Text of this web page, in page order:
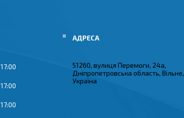
17:00
17:00
17:00
51260, вулиця Перемоги, 24а,
Дніпропетровська область, Вільне,
Україна